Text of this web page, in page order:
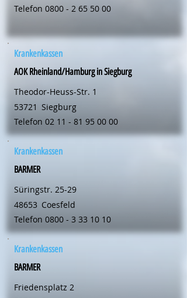
Telefon 0800 - 2 65 50 00
Krankenkassen
AOK Rheinland/Hamburg in Siegburg
Theodor-Heuss-Str. 1
53721 Siegburg
Telefon 02 11 - 81 95 00 00
Krankenkassen
BARMER
Süringstr. 25-29
48653 Coesfeld
Telefon 0800 - 3 33 10 10
Krankenkassen
BARMER
Friedensplatz 2